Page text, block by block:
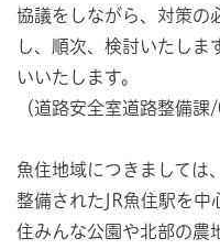
協議をしながら、対策の
し、順次、検討いたしま
いいたします。
（道路安全室道路整備
魚住地域につきましては
整備されたJR魚住駅を
住みんな公園や北部の農